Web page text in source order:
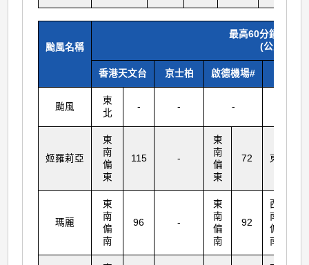
颱風名稱
最高60分鐘平均
(公里每小
香港天文台 京士柏 啟德機場#
颱風
東
北
- - -
姬羅莉亞
東
南
偏
東
115 -
東
南
偏
東
72 東
瑪麗
東
南
偏
南
96 -
東
南
偏
南
92
西
南
偏
南